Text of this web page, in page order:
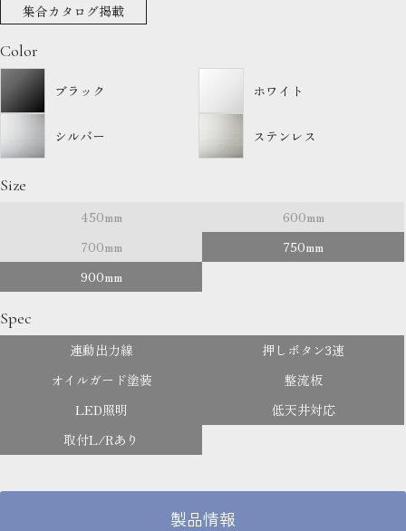
集合カタログ掲載
Color
ブラック ホワイト
シルバー ステンレス
Size
450mm
600mm
700mm
750mm
900mm
Spec
連動出力線
押しボタン3速
オイルガード塗装
整流板
LED照明
低天井対応
取付L/Rあり
製品情報